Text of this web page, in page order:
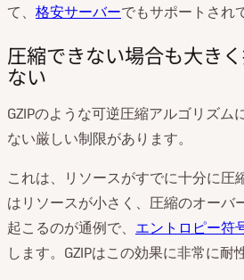
て、 格安サーバーでもサポートされ
圧縮できない場合も大き
ない
GZIPのような可逆圧縮アルゴリズム
ない厳しい制限があります。
これは、リソースがすでに十分に圧
はリソースが小さく、圧縮のオーバ
起こるのが通例で、 エントロピー符
します。GZIPはこの効果に非常に耐